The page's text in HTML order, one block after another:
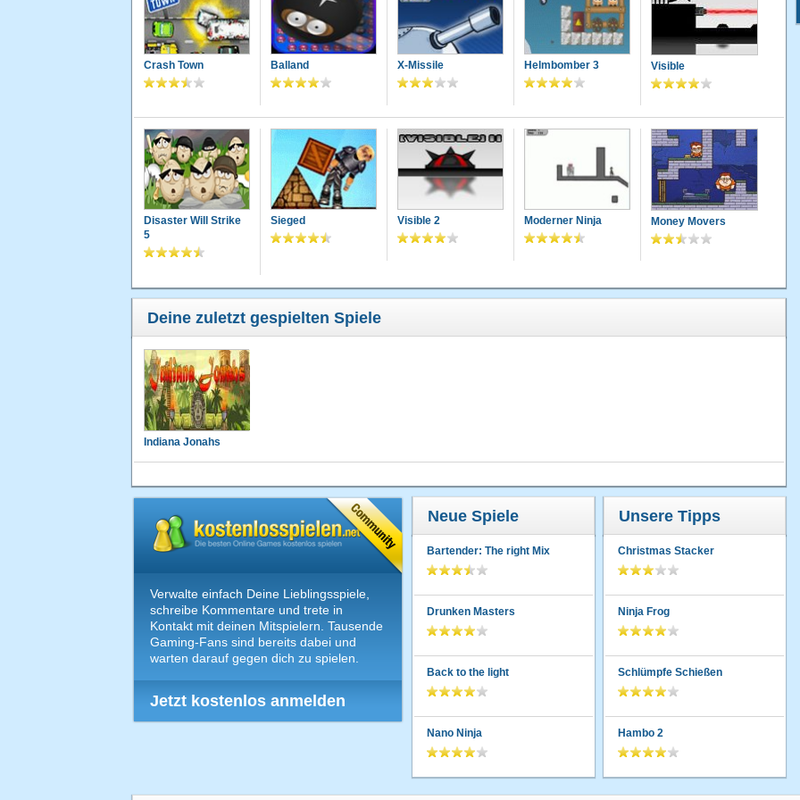
Crash Town Balland X-Missile Helmbomber 3 Visible
Disaster Will Strike
5
Sieged Visible 2 Moderner Ninja Money Movers
Deine zuletzt gespielten Spiele
Indiana Jonahs
Verwalte einfach Deine Lieblingsspiele,
schreibe Kommentare und trete in
Kontakt mit deinen Mitspielern. Tausende
Gaming-Fans sind bereits dabei und
warten darauf gegen dich zu spielen.
Jetzt kostenlos anmelden
Neue Spiele
Bartender: The right Mix
Drunken Masters
Back to the light
Nano Ninja
Unsere Tipps
Christmas Stacker
Ninja Frog
Schlümpfe Schießen
Hambo 2